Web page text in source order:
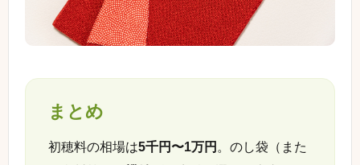
まとめ
初穂料の相場は5千円〜1万円 。のし袋（また